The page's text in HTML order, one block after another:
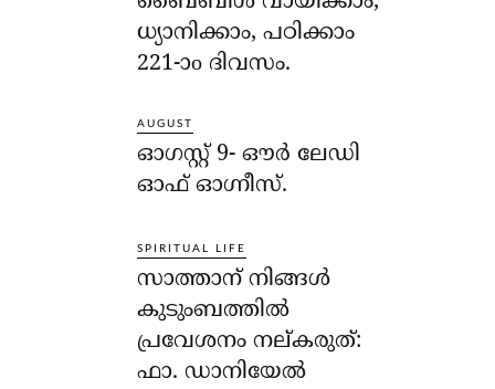
ധ്യാനിക്കാം, പഠിക്കാം
221-ാo ദിവസം.
AUGUST
ഓഗസ്റ്റ് 9- ഔര്‍ ലേഡി
ഓഫ് ഓഗ്നീസ്.
SPIRITUAL LIFE
സാത്താന് നിങ്ങള്‍
കുടുംബത്തില്‍
പ്രവേശനം നല്കരുത്:
ഫാ. ഡാനിയേല്‍